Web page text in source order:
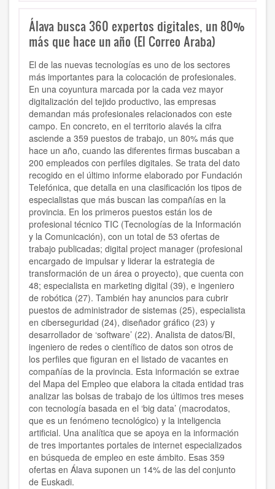
Álava busca 360 expertos digitales, un 80%
más que hace un año (El Correo Araba)
El de las nuevas tecnologías es uno de los sectores
más importantes para la colocación de profesionales.
En una coyuntura marcada por la cada vez mayor
digitalización del tejido productivo, las empresas
demandan más profesionales relacionados con este
campo. En concreto, en el territorio alavés la cifra
asciende a 359 puestos de trabajo, un 80% más que
hace un año, cuando las diferentes firmas buscaban a
200 empleados con perfiles digitales. Se trata del dato
recogido en el último informe elaborado por Fundación
Telefónica, que detalla en una clasificación los tipos de
especialistas que más buscan las compañías en la
provincia. En los primeros puestos están los de
profesional técnico TIC (Tecnologías de la Información
y la Comunicación), con un total de 53 ofertas de
trabajo publicadas; digital project manager (profesional
encargado de impulsar y liderar la estrategia de
transformación de un área o proyecto), que cuenta con
48; especialista en marketing digital (39), e ingeniero
de robótica (27). También hay anuncios para cubrir
puestos de administrador de sistemas (25), especialista
en ciberseguridad (24), diseñador gráfico (23) y
desarrollador de ‘software’ (22). Analista de datos/BI,
ingeniero de redes o científico de datos son otros de
los perfiles que figuran en el listado de vacantes en
compañías de la provincia. Esta información se extrae
del Mapa del Empleo que elabora la citada entidad tras
analizar las bolsas de trabajo de los últimos tres meses
con tecnología basada en el ‘big data’ (macrodatos,
que es un fenómeno tecnológico) y la inteligencia
artificial. Una analítica que se apoya en la información
de tres importantes portales de internet especializados
en búsqueda de empleo en este ámbito. Esas 359
ofertas en Álava suponen un 14% de las del conjunto
de Euskadi.